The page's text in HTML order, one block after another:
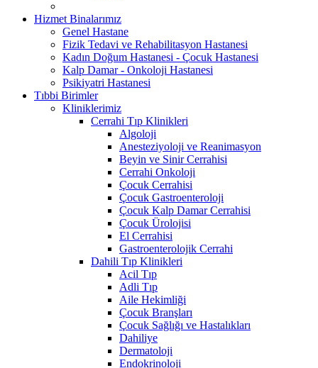
Hizmet Binalarımız
Genel Hastane
Fizik Tedavi ve Rehabilitasyon Hastanesi
Kadın Doğum Hastanesi - Çocuk Hastanesi
Kalp Damar - Onkoloji Hastanesi
Psikiyatri Hastanesi
Tıbbi Birimler
Kliniklerimiz
Cerrahi Tıp Klinikleri
Algoloji
Anesteziyoloji ve Reanimasyon
Beyin ve Sinir Cerrahisi
Cerrahi Onkoloji
Çocuk Cerrahisi
Çocuk Gastroenteroloji
Çocuk Kalp Damar Cerrahisi
Çocuk Ürolojisi
El Cerrahisi
Gastroenterolojik Cerrahi
Dahili Tıp Klinikleri
Acil Tıp
Adli Tıp
Aile Hekimliği
Çocuk Branşları
Çocuk Sağlığı ve Hastalıkları
Dahiliye
Dermatoloji
Endokrinoloji